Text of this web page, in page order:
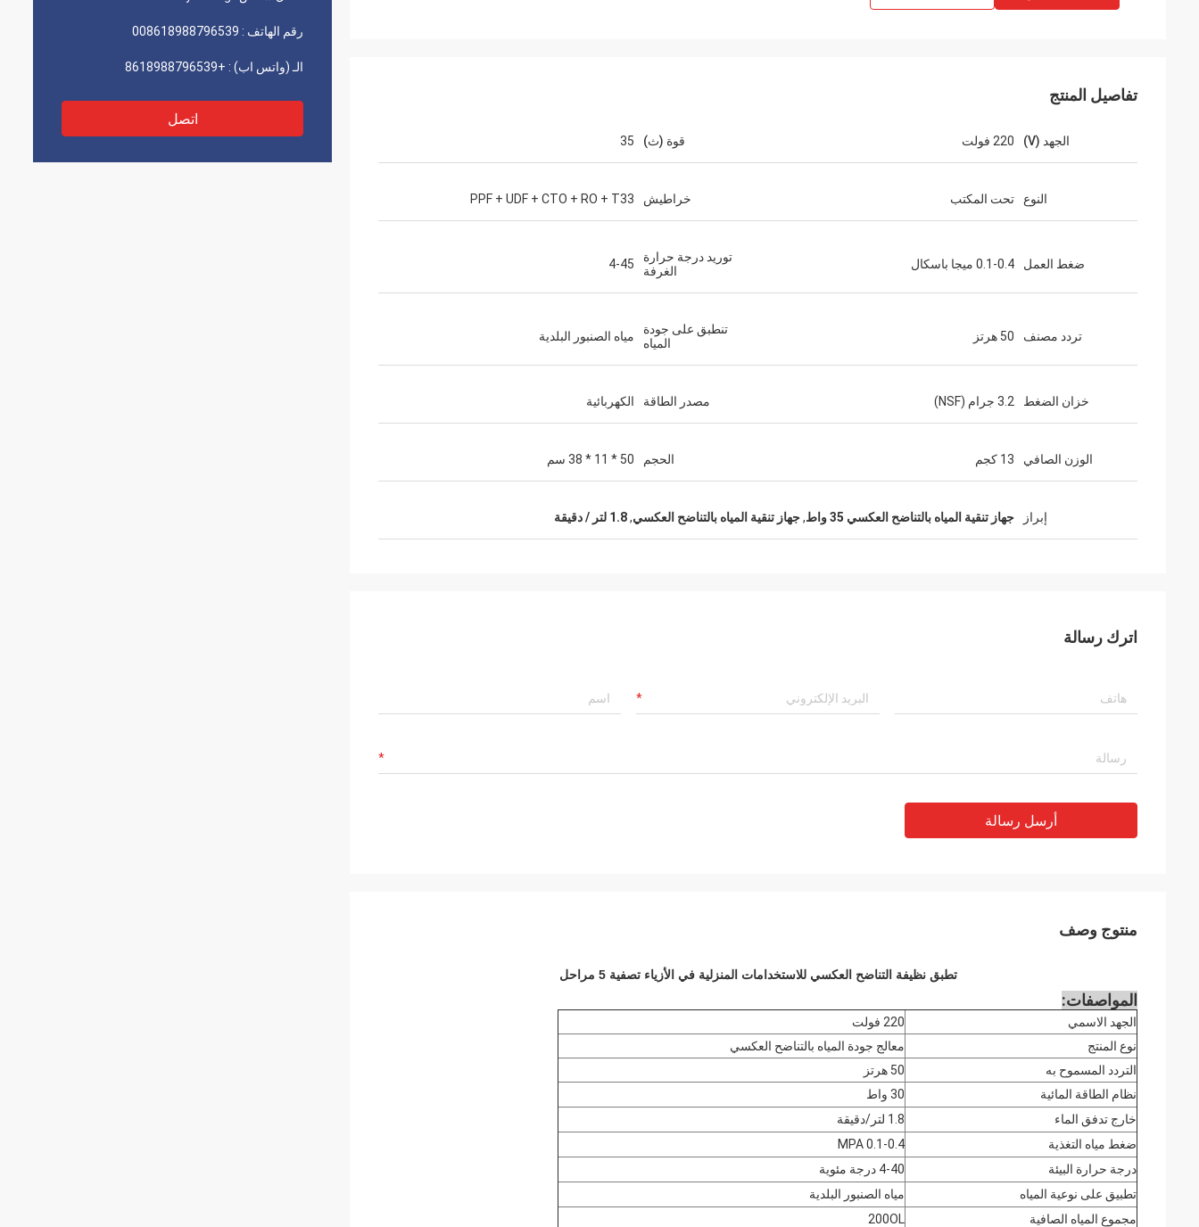
رقم الهاتف : 008618988796539
الـ (واتس اب) : +8618988796539
اتصل
تفاصيل المنتج
الجهد (V) 220 فولت قوة (ث) 35
النوع تحت المكتب خراطيش PPF + UDF + CTO + RO + T33
ضغط العمل 0.1-0.4 ميجا باسكال
توريد درجة حرارة
الغرفة
4-45
تردد مصنف 50 هرتز
تنطبق على جودة
المياه
مياه الصنبور البلدية
خزان الضغط 3.2 جرام (NSF) مصدر الطاقة الكهربائية
الوزن الصافي 13 كجم الحجم 50 * 11 * 38 سم
إبراز جهاز تنقية المياه بالتناضح العكسي 35 واط ,جهاز تنقية المياه بالتناضح العكسي,1.8 لتر / دقيقة
اترك رسالة
أرسل رسالة
منتوج وصف
تطبق نظيفة التناضح العكسي للاستخدامات المنزلية في الأزياء تصفية 5 مراحل
المواصفات:
الجهد الاسمي
220 فولت
نوع المنتج
معالج جودة المياه بالتناضح العكسي
التردد المسموح به
50 هرتز
نظام الطاقة المائية
30 واط
خارج تدفق الماء
1.8 لتر/دقيقة
ضغط مياه التغذية
0.1-0.4 MPA
درجة حرارة البيئة
4-40 درجة مئوية
تطبيق على نوعية المياه
مياه الصنبور البلدية
مجموع المياه الصافية
200OL